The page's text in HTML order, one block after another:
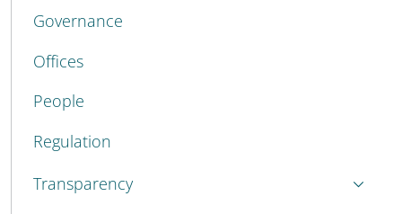
Governance
Offices
People
Regulation
Transparency